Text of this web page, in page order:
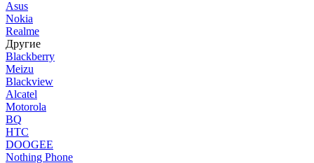
Asus
Nokia
Realme
Другие
Blackberry
Meizu
Blackview
Alcatel
Motorola
BQ
HTC
DOOGEE
Nothing Phone